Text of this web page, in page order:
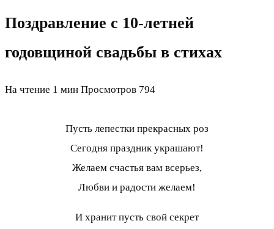
Поздравление с 10-летней
годовщиной свадьбы в стихах
На чтение 1 мин Просмотров 794
Пусть лепестки прекрасных роз
Сегодня праздник украшают!
Желаем счастья вам всерьез,
Любви и радости желаем!
И хранит пусть свой секрет